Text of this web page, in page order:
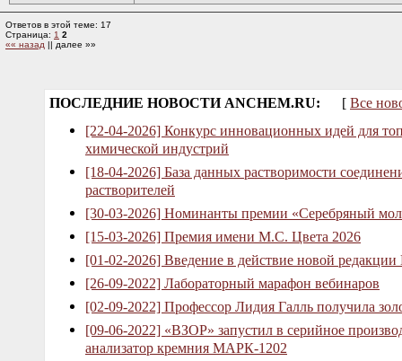
Ответов в этой теме: 17
Страница: 1 2
«« назад || далее »»
ПОСЛЕДНИЕ НОВОСТИ ANCHEM.RU: [ Все
[22-04-2026] Конкурс инновационных идей для
химической индустрий
[18-04-2026] База данных растворимости
растворителей
[30-03-2026] Номинанты премии «Серебряный
[15-03-2026] Премия имени М.С. Цвета 2026
[01-02-2026] Введение в действие новой
[26-09-2022] Лабораторный марафон вебинаров
[02-09-2022] Профессор Лидия Галль получила
[09-06-2022] «ВЗОР» запустил в серийное
анализатор кремния МАРК-1202